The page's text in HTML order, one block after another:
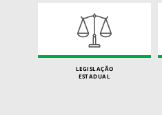
LEGISLAÇÃO
ESTADUAL